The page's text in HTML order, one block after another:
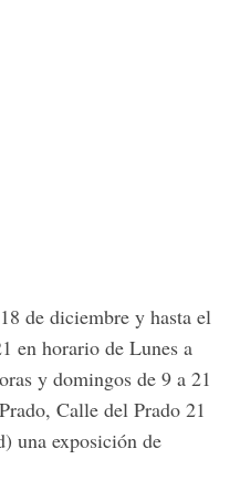
de diciembre y hasta el
en horario de Lunes a
y domingos de 9 a 21
Calle del Prado 21
una exposición de